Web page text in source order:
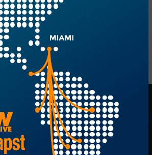
Medios de Pago